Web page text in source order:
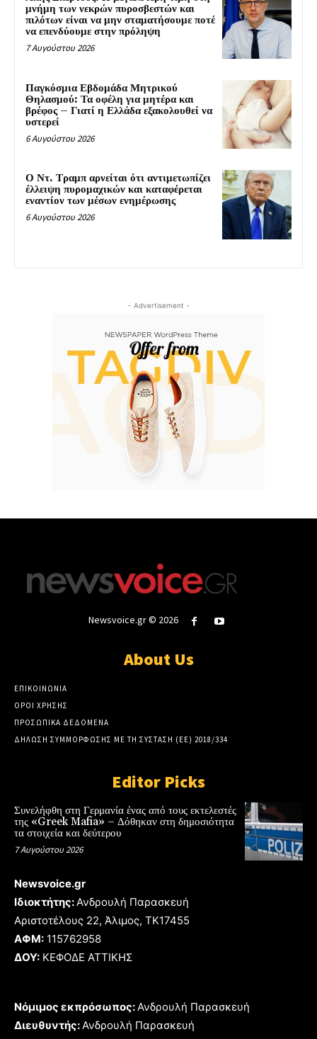
μνήμη των νεκρών πυροσβεστών και
πιλότων είναι να μην σταματήσουμε ποτέ
να επενδύουμε στην πρόληψη
7 Αυγούστου 2026
Παγκόσμια Εβδομάδα Μητρικού
Θηλασμού: Τα οφέλη για μητέρα και
βρέφος – Γιατί η Ελλάδα εξακολουθεί να
υστερεί
6 Αυγούστου 2026
Ο Ντ. Τραμπ αρνείται ότι αντιμετωπίζει
έλλειψη πυρομαχικών και καταφέρεται
εναντίον των μέσων ενημέρωσης
6 Αυγούστου 2026
- Advertisement -
Newsvoice.gr © 2026
About Us
ΕΠΙΚΟΙΝΩΝΙΑ
ΟΡΟΙ ΧΡΗΣΗΣ
ΠΡΟΣΩΠΙΚΑ ΔΕΔΟΜΕΝΑ
ΔΗΛΩΣΗ ΣΥΜΜΟΡΦΩΣΗΣ ΜΕ ΤΗ ΣΥΣΤΑΣΗ (ΕΕ) 2018/334
Editor Picks
Συνελήφθη στη Γερμανία ένας από τους εκτελεστές
της «Greek Mafia» – Δόθηκαν στη δημοσιότητα
τα στοιχεία και δεύτερου
7 Αυγούστου 2026
Newsvoice.gr
Ιδιοκτήτης:Ανδρουλή Παρασκευή
Αριστοτέλους 22, Άλιμος, TK17455
ΑΦΜ: 115762958
ΔΟΥ: ΚΕΦΟΔΕ ΑΤΤΙΚΗΣ
Νόμιμος εκπρόσωπος:Ανδρουλή Παρασκευή
Διευθυντής:Ανδρουλή Παρασκευή